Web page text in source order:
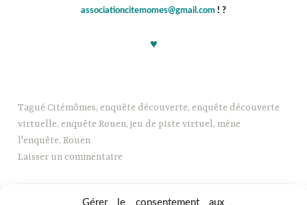
Gérer le consentement aux
associationcitemomes@gmail.com ! ?️
♥
TaguéCitémômes,enquête découverte,enquête découverte
virtuelle,enquête Rouen,jeu de piste virtuel, mène
l'enquête,Rouen
Laisser un commentaire